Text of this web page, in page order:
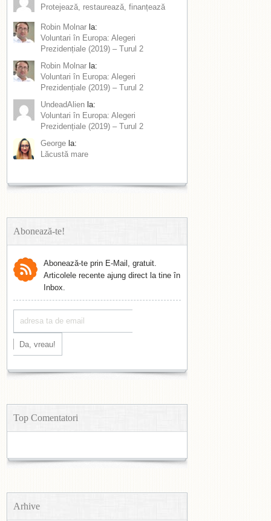
Protejează, restaurează, finanțează
Robin Molnar la:
Voluntari în Europa: Alegeri
Prezidențiale (2019) – Turul 2
Robin Molnar la:
Voluntari în Europa: Alegeri
Prezidențiale (2019) – Turul 2
UndeadAlien la:
Voluntari în Europa: Alegeri
Prezidențiale (2019) – Turul 2
George la:
Lăcustă mare
Abonează-te!
Abonează-te prin E-Mail, gratuit.
Articolele recente ajung direct la tine în
Inbox.
Top Comentatori
Arhive